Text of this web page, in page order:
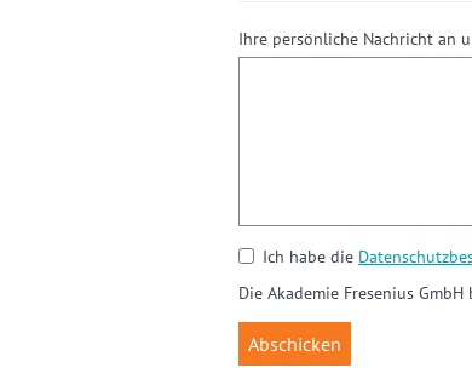
Ihre persönliche Nachricht an
Ich habe die
Die Akademie Fresenius